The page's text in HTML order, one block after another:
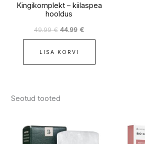
Kingikomplekt – kiilaspea
hooldus
49.99€ 44.99€
LISA KORVI
Seotud tooted